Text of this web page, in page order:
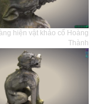
hiện vật khảo cổ Hoàng
Thành